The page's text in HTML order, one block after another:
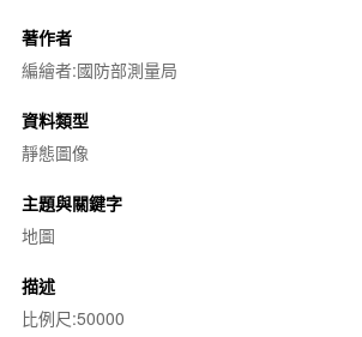
著作者
編繪者:國防部測量局
資料類型
靜態圖像
主題與關鍵字
地圖
描述
比例尺:50000